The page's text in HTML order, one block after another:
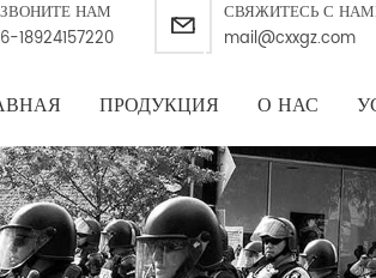
НАМ
18924157220
СВЯЖИТЕСЬ С
mail@cxxgz.com
ПРОДУКЦИЯ О НАС